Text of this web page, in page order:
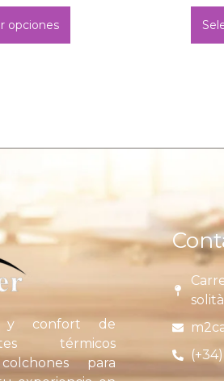
opciones
y confort de
térmicos
para